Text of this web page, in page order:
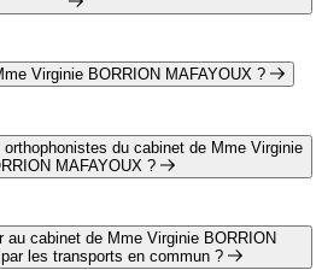
DIJON
Virginie BORRION MAFAYOUX ?
au 03 80 67 12 20 .
du cabinet de Mme Virginie
MAFAYOUX ?
MAFAYOUX :
au cabinet de Mme Virginie BORRION
les transports en commun ?